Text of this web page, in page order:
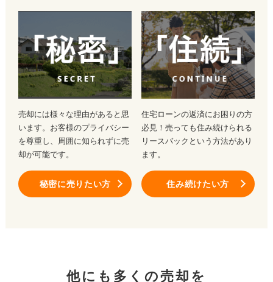
売却には様々な理由があると思
います。お客様のプライバシー
を尊重し、周囲に知られずに売
却が可能です。
秘密に売りたい方
住宅ローンの返済にお困りの方
必見！売っても住み続けられる
リースバックという方法があり
ます。
住み続けたい方
他にも多くの売却を